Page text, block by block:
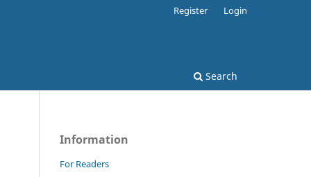
Search
Register Login
Information
For Readers